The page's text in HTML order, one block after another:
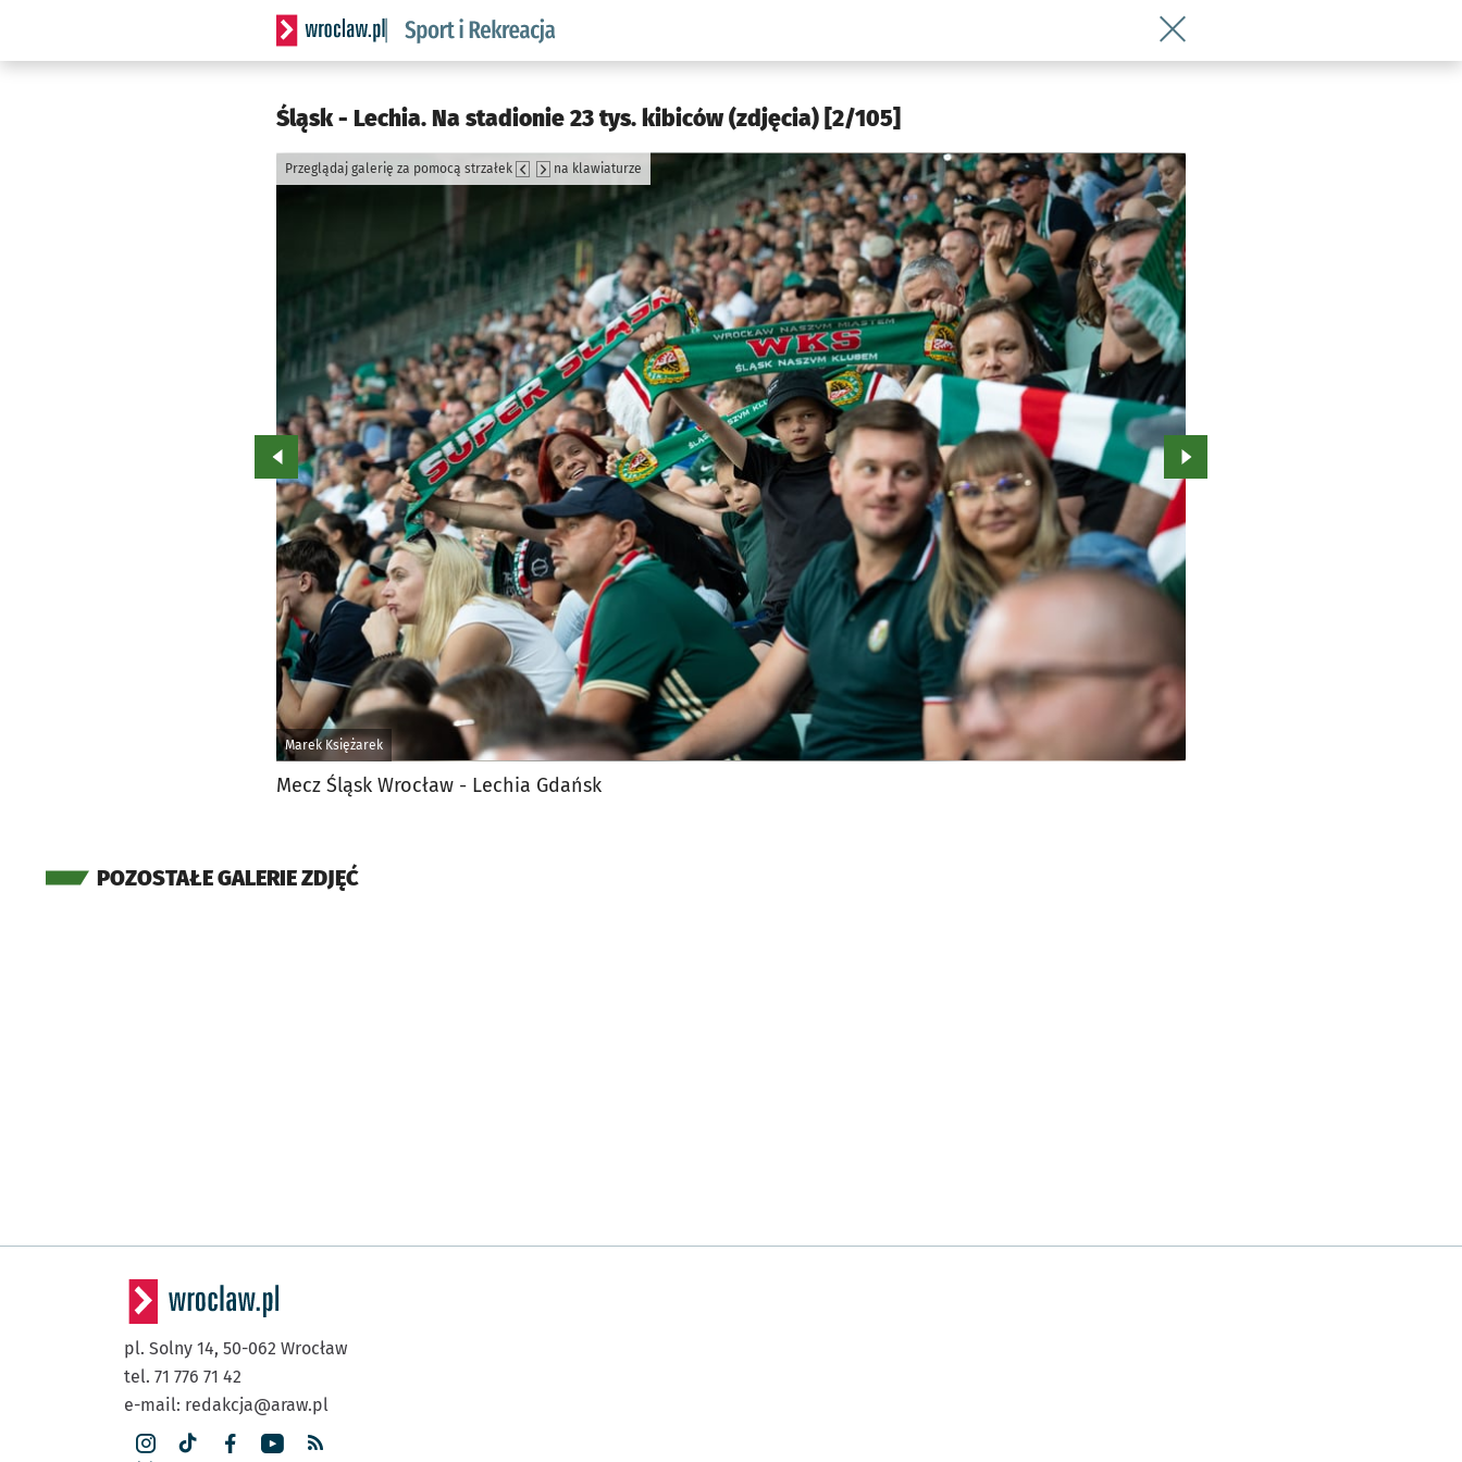
Serwis informacyjny wroclaw.pl podserwis: Sport i rekreacja
Wróć do artykułu Śląsk - Lechia. Na
Śląsk - Lechia. Na stadionie 23 tys. kibiców (zdjęcia) [2/105]
Marek Księżarek
Przeglądaj galerię za pomocą strzałek na klawiaturze
Przejdź do poprzedniego zdjęcia. Przejdź do kolejnego zdjęcia.
Mecz Śląsk Wrocław - Lechia Gdańsk
POZOSTAŁE GALERIE ZDJĘĆ
pl. Solny 14, 50-062 Wrocław
tel. 71 776 71 42
e-mail: redakcja@araw.pl